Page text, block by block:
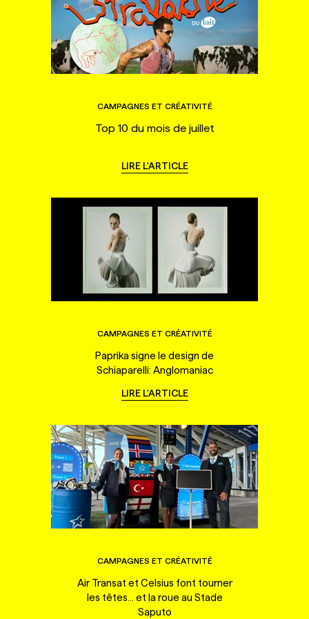
CAMPAGNES ET CRÉATIVITÉ
Top 10 du mois de juillet
LIRE L'ARTICLE
CAMPAGNES ET CRÉATIVITÉ
Paprika signe le design de
Schiaparelli: Anglomaniac
LIRE L'ARTICLE
CAMPAGNES ET CRÉATIVITÉ
Air Transat et Celsius font tourner
les têtes... et la roue au Stade
Saputo